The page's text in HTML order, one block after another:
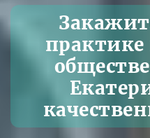
практике